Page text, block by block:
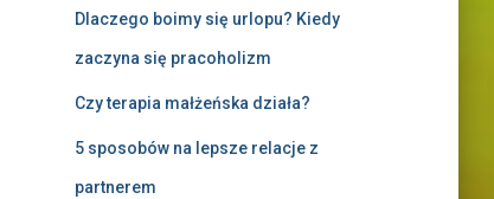
Dlaczego boimy się urlopu? Kiedy
zaczyna się pracoholizm
Czy terapia małżeńska działa?
5 sposobów na lepsze relacje z
partnerem